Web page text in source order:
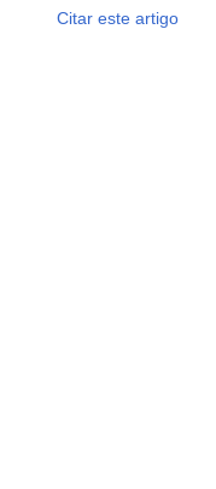
Citar este artigo